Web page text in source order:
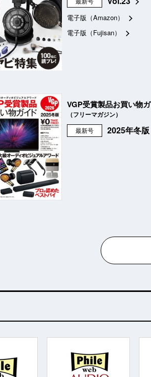
電子版（Amazon）
電子版（Fujisan）
VGP受賞製品お買い物
（フリーマガジン）
最新号 2025年冬